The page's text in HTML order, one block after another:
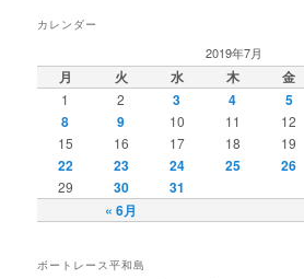
カレンダー
2019年7月
月 火 水 木 金
« 6月
1 2 3 4 5
8
9 10 11 12
15
16 17 18 19
22
23 24 25 26
29
30 31
ボートレース平和島